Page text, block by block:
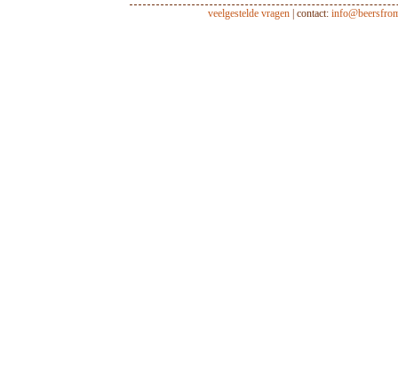
veelgestelde vragen| contact: